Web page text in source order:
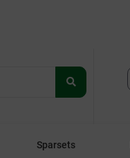
starten
Sparsets